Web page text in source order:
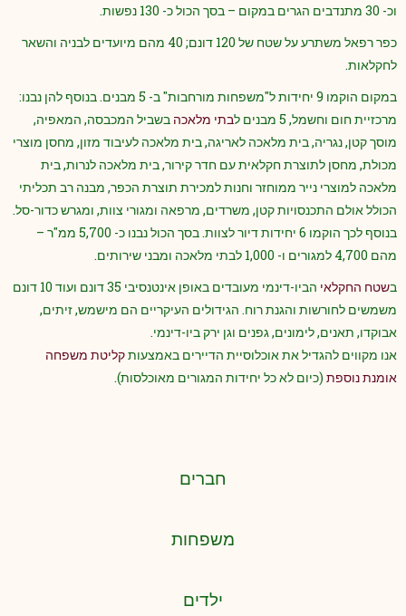
וכ- 30 מתנדבים הגרים במקום – בסך הכול כ- 130 נפשות.
כפר רפאל משתרע על שטח של 120 דונם; 40 מהם מיועדים לבניה והשאר
לחקלאות.
במקום הוקמו 9 יחידות ל"משפחות מורחבות" ב- 5 מבנים. בנוסף להן נבנו:
מרכזיית חום וחשמל, 5 מבנים ל
בתי מלאכה בשביל המכבסה, המאפיה,
מוסך קטן, נגריה, בית מלאכה לאריגה, בית מלאכה לעיבוד מזון, מחסן מוצרי
מכולת, מחסן לתוצרת חקלאית עם חדר קירור, בית מלאכה לנרות, בית
מלאכה למוצרי נייר ממוחזר וחנות למכירת תוצרת הכפר, מבנה רב תכליתי
הכולל אולם התכנסויות קטן, משרדים, מרפאה ומגורי צוות, ומגרש כדור-סל.
בנוסף לכך הוקמו 6 יחידות דיור לצוות. בסך הכול נבנו כ- 5,700 ממ"ר –
מהם 4,700 למגורים ו- 1,000 לבתי מלאכה ומבני שירותים.
בשטח החקלאי
הביו-דינמי מעובדים באופן אינטנסיבי 35 דונם ועוד 10 דונם
משמשים לחורשות והגנת רוח. הגידולים העיקריים הם מישמש, זיתים,
אבוקדו, תאנים, לימונים, גפנים וגן ירק ביו-דינמי.
אנו מקווים להגדיל את אוכלוסיית הדיירים באמצעותקליטת משפחה
אומנת נוספת (כיום לא כל יחידות המגורים מאוכלסות).
חברים
משפחות
ילדים